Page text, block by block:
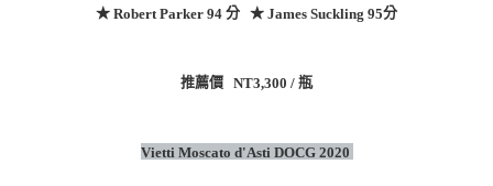
★ Robert Parker 94 分 ★ James Suckling 95分
推薦價 NT3,300 / 瓶
Vietti Moscato d'Asti DOCG 2020